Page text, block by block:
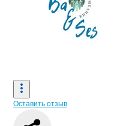
Оставить отзыв